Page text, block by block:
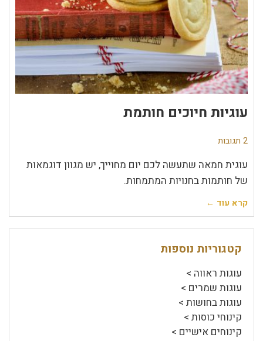
עוגיות חיוכים חותמת
2 תגובות
עוגית חמאה שתעשה לכם יום מחוייך, יש מגוון דוגמאות
של חותמות בחנויות המתמחות.
קרא עוד ←
קטגוריות נוספות
עוגות ראווה >
עוגות שמרים >
עוגות בחושות >
קינוחי כוסות >
קינוחים אישיים >